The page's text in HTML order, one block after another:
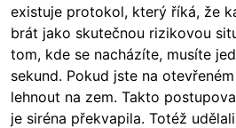
existuje protokol, který říká, že
brát jako skutečnou rizikovou
tom, kde se nacházíte, musíte
sekund. Pokud jste na
lehnout na zem. Takto
je siréna překvapila. Totéž